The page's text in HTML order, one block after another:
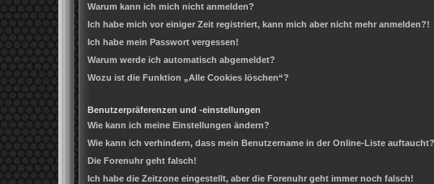
Warum kann ich mich nicht anmelden?
Ich habe mich vor einiger Zeit registriert, kann mich aber nicht mehr anmelden?!
Ich habe mein Passwort vergessen!
Warum werde ich automatisch abgemeldet?
Wozu ist die Funktion „Alle Cookies löschen“?
Benutzerpräferenzen und -einstellungen
Wie kann ich meine Einstellungen ändern?
Wie kann ich verhindern, dass mein Benutzername in der Online-Liste auftaucht?
Die Forenuhr geht falsch!
Ich habe die Zeitzone eingestellt, aber die Forenuhr geht immer noch falsch!